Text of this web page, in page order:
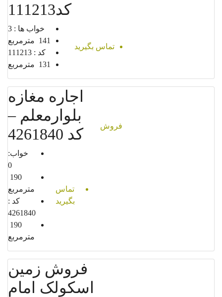
کد111213
تماس بگیرید
خواب ها : 3
141 مترمربع
کد : 111213
131 مترمربع
فروش
اجاره مغازه
بلوارمعلم –
کد 4261840
تماس
بگیرید
خواب:
190
مترمربع
کد :
4261840
190
مترمربع
فروش زمین
اسکولک امام